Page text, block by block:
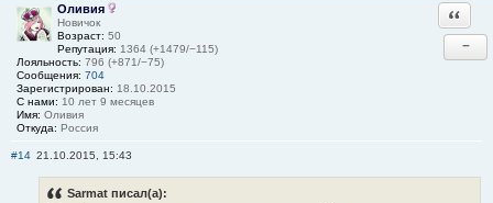
Оливия
Новичок
Возраст: 50
Репутация: 1364 (+1479/−115)
Лояльность: 796 (+871/−75)
Сообщения: 704
Зарегистрирован: 18.10.2015
С нами: 10 лет 9 месяцев
Имя: Оливия
Откуда: Россия
−
#14 21.10.2015, 15:43
Sarmat писал(а):